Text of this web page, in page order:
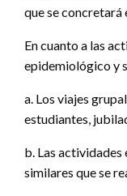
que se concretará
En cuanto a las
epidemiológico y
a. Los viajes
estudiantes,
b. Las
similares que se